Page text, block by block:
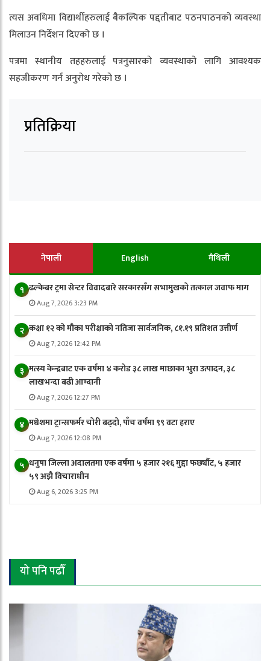
त्यस अवधिमा विद्यार्थीहरुलाई बैकल्पिक पद्दतीबाट पठनपाठनको व्यवस्था
मिलाउन निर्देशन दिएको छ ।
पत्रमा स्थानीय तहहरुलाई पत्रनुसारको व्यवस्थाको लागि आवश्यक
सहजीकरण गर्न अनुरोध गरेको छ ।
प्रतिक्रिया
नेपाली English मैथिली
१ ढल्केबर ट्रमा सेन्टर विवादबारे सरकारसँग सभामुखको तत्काल जवाफ माग
Aug 7, 2026 3:23 PM
२ कक्षा १२ को मौका परीक्षाको नतिजा सार्वजनिक, ८१.१९ प्रतिशत उत्तीर्ण
Aug 7, 2026 12:42 PM
३ मत्स्य केन्द्रबाट एक वर्षमा ४ करोड ३८ लाख माछाका भुरा उत्पादन, ३८
लाखभन्दा बढी आम्दानी
Aug 7, 2026 12:27 PM
४ मधेशमा ट्रान्सफर्मर चोरी बढ्दो, पाँच वर्षमा ९९ वटा हराए
Aug 7, 2026 12:08 PM
५ धनुषा जिल्ला अदालतमा एक वर्षमा ५ हजार २१६ मुद्दा फर्छ्यौट, ५ हजार
५९ अझै विचाराधीन
Aug 6, 2026 3:25 PM
यो पनि पढौँ